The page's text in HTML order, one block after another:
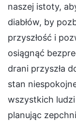
naszej istoty,
diabłów, by
przyszłość i
osiągnąć
drani przyszła
stan
wszystkich
planując